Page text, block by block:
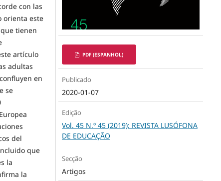
con las
orienta este
tienen
artículo
adultas
en
se
del
que
la
la
PDF (ESPANHOL)
Publicado
2020-01-07
Edição
Vol. 45 N.º 45 (2019): REVISTA LUSÓFONA
DE EDUCAÇÃO
Secção
Artigos